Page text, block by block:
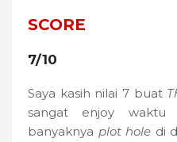
SCORE
7/10
Saya kasih nilai 7 buat
sangat enjoy waktu
banyaknya plot hole di